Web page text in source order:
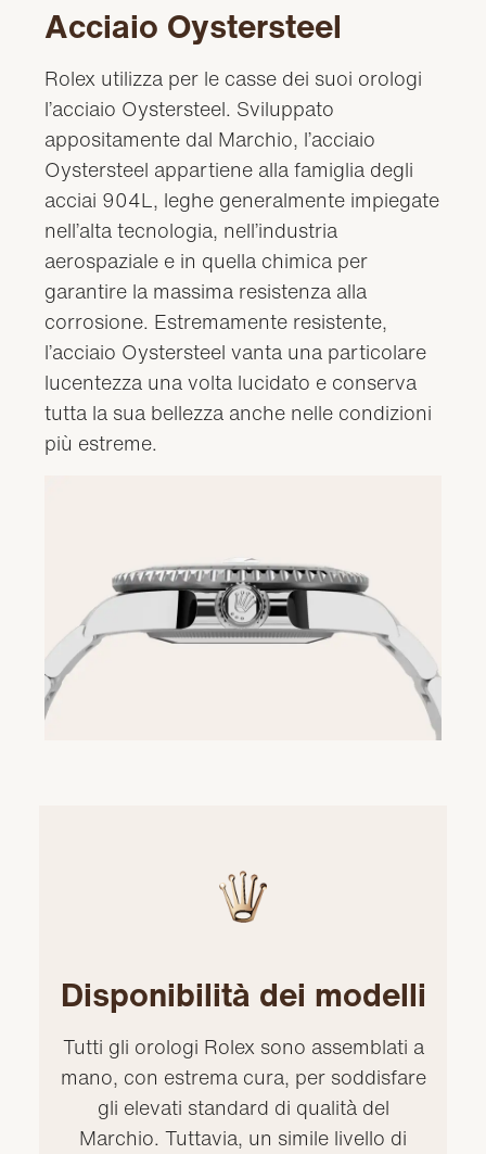
Acciaio Oystersteel
Rolex utilizza per le casse dei suoi orologi
l’acciaio Oystersteel. Sviluppato
appositamente dal Marchio, l’acciaio
Oystersteel appartiene alla famiglia degli
acciai 904L, leghe generalmente impiegate
nell’alta tecnologia, nell’industria
aerospaziale e in quella chimica per
garantire la massima resistenza alla
corrosione. Estremamente resistente,
l’acciaio Oystersteel vanta una particolare
lucentezza una volta lucidato e conserva
tutta la sua bellezza anche nelle condizioni
più estreme.
Disponibilità dei modelli
Tutti gli orologi Rolex sono assemblati a
mano, con estrema cura, per soddisfare
gli elevati standard di qualità del
Marchio. Tuttavia, un simile livello di